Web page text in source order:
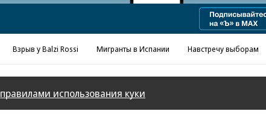
Взрыв у Balzi Rossi Мигранты в Испании Навстречу выборам
правилами использования куки